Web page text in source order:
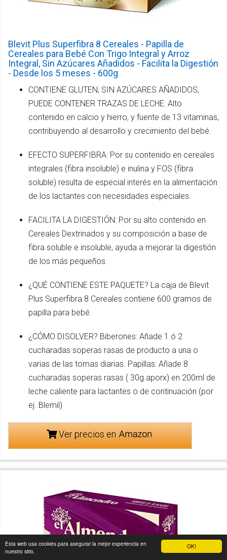
OK!
Esta web usa cookies para asegurar la mejor experiencia en
nuestro sitio.
Blevit Plus Superfibra 8 Cereales - Papilla de
Cereales para Bebé Con Trigo Integral y Arroz
Integral, Sin Azúcares Añadidos - Facilita la Digestión
- Desde los 5 meses - 600g
CONTIENE GLUTEN, SIN AZÚCARES AÑADIDOS,
PUEDE CONTENER TRAZAS DE LECHE: Alto
contenido en calcio y hierro, y fuente de 13 vitaminas,
contribuyendo al desarrollo y crecimiento del bebé.
EFECTO SUPERFIBRA: Por su contenido en cereales
integrales (fibra insoluble) e inulina y FOS (fibra
soluble) resulta de especial interés en la alimentación
de los lactantes con necesidades especiales.
FACILITA LA DIGESTIÓN: Por su alto contenido en
Cereales Dextrinados y su composición a base de
fibra soluble e insoluble, ayuda a mejorar la digestión
de los más pequeños.
¿QUÉ CONTIENE ESTE PAQUETE? La caja de Blevit
Plus Superfibra 8 Cereales contiene 600 gramos de
papilla para bebé.
¿CÓMO DISOLVER? Biberones: Añade 1 ó 2
cucharadas soperas rasas de producto a una o
varias de las tomas diarias. Papillas: Añade 8
cucharadas soperas rasas ( 30g aporx) en 200ml de
leche caliente para lactantes o de continuación (por
ej. Blemil)
Ver precios en